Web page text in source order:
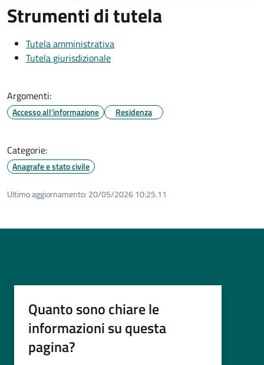
Strumenti di tutela
Tutela amministrativa
Tutela giurisdizionale
Argomenti:
Accesso all'informazione Residenza
Categorie:
Anagrafe e stato civile
Ultimo aggiornamento: 20/05/2026 10:25.11
Quanto sono chiare le
informazioni su questa
pagina?